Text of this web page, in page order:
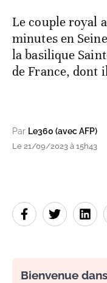
Le couple royal
minutes en
la basilique
de France, dont
Par Le360 (avec AFP)
Le 21/09/2023 à 15h43
Bienvenue